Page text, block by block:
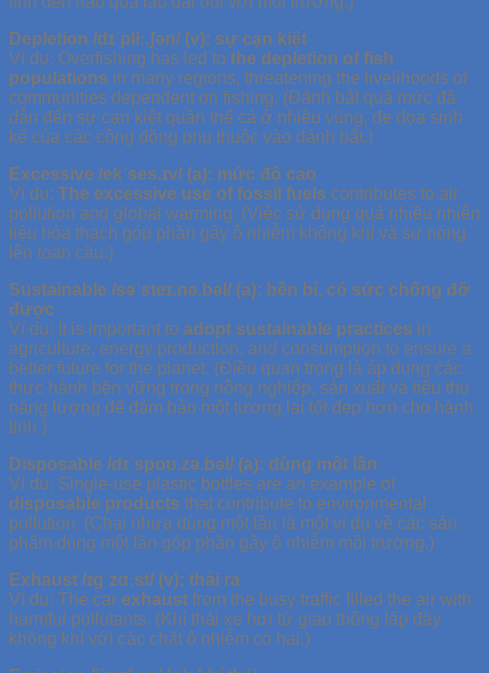
Depletion /dɪˈpliː.ʃən/ (v): sự cạn kiệt
Ví dụ: Overfishing has led to the depletion of fish
populations in many regions, threatening the livelihoods of
communities dependent on fishing. (Đánh bắt quá mức đã
dẫn đến sự cạn kiệt quần thể cá ở nhiều vùng, đe dọa sinh
kế của các cộng đồng phụ thuộc vào đánh bắt.)
Excessive /ekˈses.ɪv/ (a): mức độ cao
Ví dụ: The excessive use of fossil fuels contributes to air
pollution and global warming. (Việc sử dụng quá nhiều nhiên
liệu hóa thạch góp phần gây ô nhiễm không khí và sự nóng
lên toàn cầu.)
Sustainable /səˈsteɪ.nə.bəl/ (a): bền bỉ, có sức chống đỡ
được
Ví dụ: It is important to adopt sustainable practices in
agriculture, energy production, and consumption to ensure a
better future for the planet. (Điều quan trọng là áp dụng các
thực hành bền vững trong nông nghiệp, sản xuất và tiêu thụ
năng lượng để đảm bảo một tương lai tốt đẹp hơn cho hành
tinh.)
Disposable /dɪˈspoʊ.zə.bəl/ (a): dùng một lần
Ví dụ: Single-use plastic bottles are an example of
disposable products that contribute to environmental
pollution. (Chai nhựa dùng một lần là một ví dụ về các sản
phẩm dùng một lần góp phần gây ô nhiễm môi trường.)
Exhaust /ɪgˈzɑːst/ (v): thải ra
Ví dụ: The car exhaust from the busy traffic filled the air with
harmful pollutants. (Khí thải xe hơi từ giao thông lấp đầy
không khí với các chất ô nhiễm có hại.)